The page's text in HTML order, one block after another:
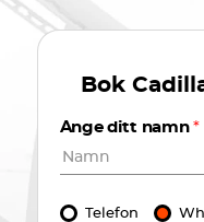
Bok
Ange ditt namn*
Telefon